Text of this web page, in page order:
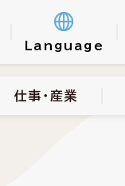
Language
市政情報
仕事・産業